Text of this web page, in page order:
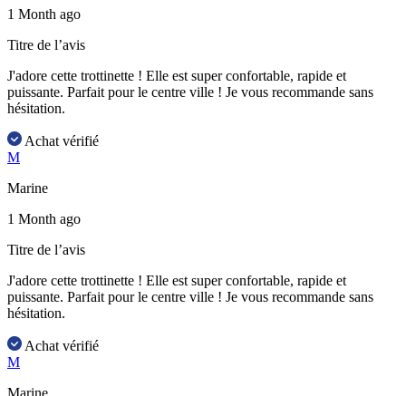
1 Month ago
Titre de l’avis
J'adore cette trottinette ! Elle est super confortable, rapide et
puissante. Parfait pour le centre ville ! Je vous recommande sans
hésitation.
Achat vérifié
M
Marine
1 Month ago
Titre de l’avis
J'adore cette trottinette ! Elle est super confortable, rapide et
puissante. Parfait pour le centre ville ! Je vous recommande sans
hésitation.
Achat vérifié
M
Marine